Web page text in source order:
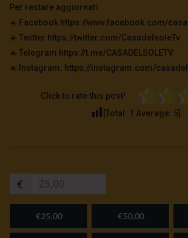
Per restare aggiornati:
☀️ Facebook https://www.facebook.com/
☀️ Twitter https://twitter.com/CasadelsoleTv
☀️ Telegram https://t.me/CASADELSOLETV
☀️ Instagram: https://instagram.com/
Click to rate this post!
[Total: 1 Average: 5
€
€25,00 €50,00